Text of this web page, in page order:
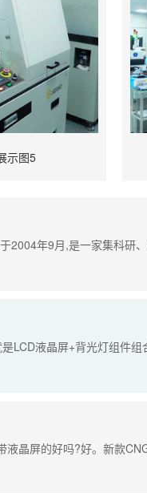
示图5
2004年9月,是一家集科研
LCD液晶屏+背光灯组件组
晶屏的好吗?好。新款